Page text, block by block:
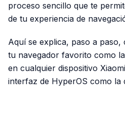
proceso sencillo que te
de tu experiencia de
Aquí se explica, paso a
tu navegador favorito como
en cualquier dispositivo
interfaz de HyperOS como la